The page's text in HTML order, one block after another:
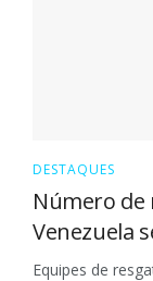
DESTAQUES
Número
Venezuela
Equipes de